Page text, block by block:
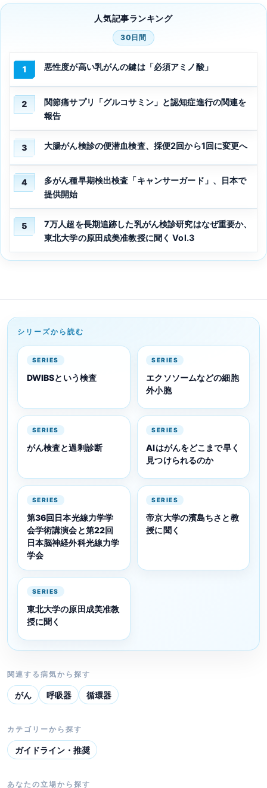
人気記事ランキング
30日間
1 悪性度が高い乳がんの鍵は「必須アミノ酸」
2
関節痛サプリ「グルコサミン」と認知症進行の関連を
報告
3 大腸がん検診の便潜血検査、採便2回から1回に変更へ
4
多がん種早期検出検査「キャンサーガード」、日本で
提供開始
5
7万人超を長期追跡した乳がん検診研究はなぜ重要か、
東北大学の原田成美准教授に聞く Vol.3
シリーズから読む
SERIES
DWIBSという検査
SERIES
エクソソームなどの細胞
外小胞
SERIES
がん検査と過剰診断
SERIES
AIはがんをどこまで早く
見つけられるのか
SERIES
第36回日本光線力学学
会学術講演会と第22回
日本脳神経外科光線力学
学会
SERIES
帝京大学の濱島ちさと教
授に聞く
SERIES
東北大学の原田成美准教
授に聞く
関連する病気から探す
がん 呼吸器 循環器
カテゴリーから探す
ガイドライン・推奨
あなたの立場から探す